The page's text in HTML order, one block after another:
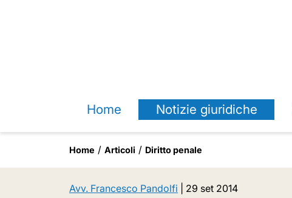
Home Notizie giuridiche
Home Articoli Diritto penale
Avv. Francesco Pandolfi 29 set 2014